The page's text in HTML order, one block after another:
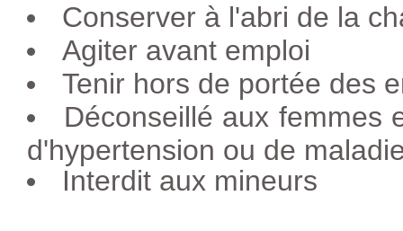
Conserver à l'abri de la
Agiter avant emploi
Tenir hors de portée des
Déconseillé aux femmes
d'hypertension ou de
Interdit aux mineurs